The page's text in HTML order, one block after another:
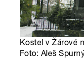
Kostel v Žárové
Foto: Aleš